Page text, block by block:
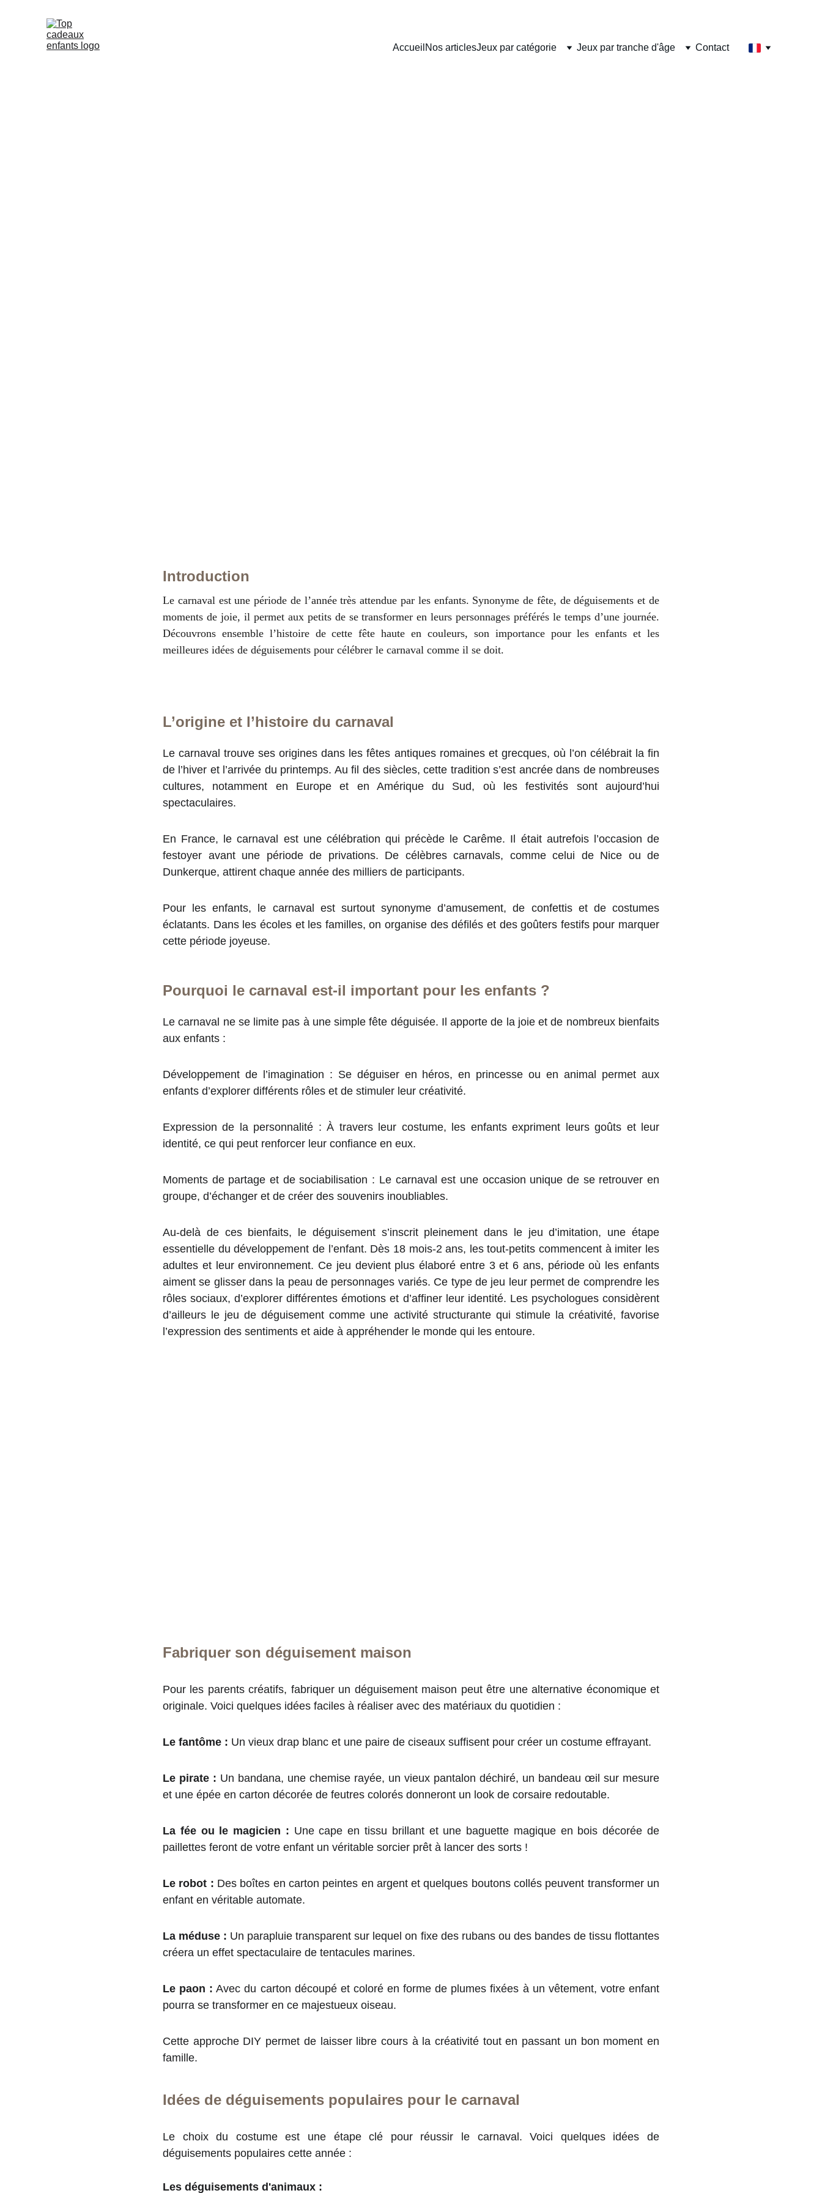
Accueil Nos articlesJeux par catégorie Jeux par tranche d'âge Contact
Introduction
Le carnaval est une période de l’année très attendue par les enfants. Synonyme de fête, de déguisements et de
moments de joie, il permet aux petits de se transformer en leurs personnages préférés le temps d’une journée.
Découvrons ensemble l’histoire de cette fête haute en couleurs, son importance pour les enfants et les
meilleures idées de déguisements pour célébrer le carnaval comme il se doit.
L’origine et l’histoire du carnaval
Le carnaval trouve ses origines dans les fêtes antiques romaines et grecques, où l’on célébrait la fin
de l’hiver et l’arrivée du printemps. Au fil des siècles, cette tradition s’est ancrée dans de nombreuses
cultures, notamment en Europe et en Amérique du Sud, où les festivités sont aujourd’hui
spectaculaires.
En France, le carnaval est une célébration qui précède le Carême. Il était autrefois l’occasion de
festoyer avant une période de privations. De célèbres carnavals, comme celui de Nice ou de
Dunkerque, attirent chaque année des milliers de participants.
Pour les enfants, le carnaval est surtout synonyme d’amusement, de confettis et de costumes
éclatants. Dans les écoles et les familles, on organise des défilés et des goûters festifs pour marquer
cette période joyeuse.
Pourquoi le carnaval est-il important pour les enfants ?
Le carnaval ne se limite pas à une simple fête déguisée. Il apporte de la joie et de nombreux bienfaits
aux enfants :
Développement de l’imagination : Se déguiser en héros, en princesse ou en animal permet aux
enfants d’explorer différents rôles et de stimuler leur créativité.
Expression de la personnalité : À travers leur costume, les enfants expriment leurs goûts et leur
identité, ce qui peut renforcer leur confiance en eux.
Moments de partage et de sociabilisation : Le carnaval est une occasion unique de se retrouver en
groupe, d’échanger et de créer des souvenirs inoubliables.
Au-delà de ces bienfaits, le déguisement s’inscrit pleinement dans le jeu d’imitation, une étape
essentielle du développement de l’enfant. Dès 18 mois-2 ans, les tout-petits commencent à imiter les
adultes et leur environnement. Ce jeu devient plus élaboré entre 3 et 6 ans, période où les enfants
aiment se glisser dans la peau de personnages variés. Ce type de jeu leur permet de comprendre les
rôles sociaux, d’explorer différentes émotions et d’affiner leur identité. Les psychologues considèrent
d’ailleurs le jeu de déguisement comme une activité structurante qui stimule la créativité, favorise
l’expression des sentiments et aide à appréhender le monde qui les entoure.
Fabriquer son déguisement maison
Pour les parents créatifs, fabriquer un déguisement maison peut être une alternative économique et
originale. Voici quelques idées faciles à réaliser avec des matériaux du quotidien :
Le fantôme : Un vieux drap blanc et une paire de ciseaux suffisent pour créer un costume effrayant.
Le pirate : Un bandana, une chemise rayée, un vieux pantalon déchiré, un bandeau œil sur mesure
et une épée en carton décorée de feutres colorés donneront un look de corsaire redoutable.
La fée ou le magicien : Une cape en tissu brillant et une baguette magique en bois décorée de
paillettes feront de votre enfant un véritable sorcier prêt à lancer des sorts !
Le robot : Des boîtes en carton peintes en argent et quelques boutons collés peuvent transformer un
enfant en véritable automate.
La méduse : Un parapluie transparent sur lequel on fixe des rubans ou des bandes de tissu flottantes
créera un effet spectaculaire de tentacules marines.
Le paon : Avec du carton découpé et coloré en forme de plumes fixées à un vêtement, votre enfant
pourra se transformer en ce majestueux oiseau.
Cette approche DIY permet de laisser libre cours à la créativité tout en passant un bon moment en
famille.
Idées de déguisements populaires pour le carnaval
Le choix du costume est une étape clé pour réussir le carnaval. Voici quelques idées de
déguisements populaires cette année :
Les déguisements d'animaux :